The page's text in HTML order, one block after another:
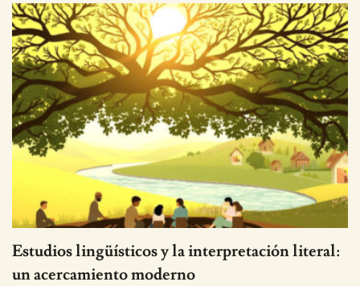
Estudios lingüísticos y la interpretación literal:
un acercamiento moderno